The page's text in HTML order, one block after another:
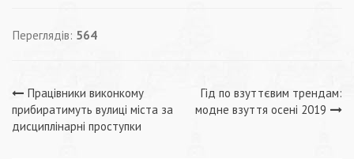
Переглядів: 564
Навігація
записів
Працівники виконкому
прибиратимуть вулиці міста за
дисциплінарні проступки
Гід по взуттєвим трендам:
модне взуття осені 2019